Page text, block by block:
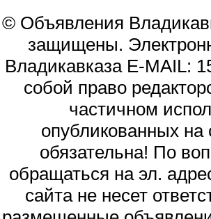
© Объявления
защищены.
Владикавказа E-MAIL:
собой право
частичном
опубликованных
обязательна! По
обращаться на эл.
сайта не несет